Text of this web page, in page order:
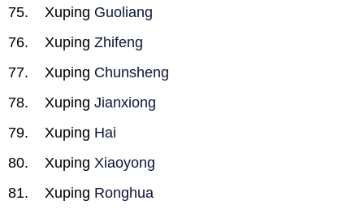
Xuping Guoliang
Xuping Zhifeng
Xuping Chunsheng
Xuping Jianxiong
Xuping Hai
Xuping Xiaoyong
Xuping Ronghua